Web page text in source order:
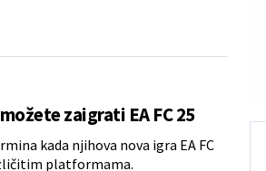
zaigrati EA FC 25
kada njihova nova igra EA FC
platformama.